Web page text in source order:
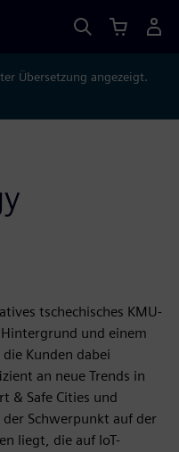
Übersetzung angezeigt.
tschechisches KMU-
und einem
Kunden dabei
an neue Trends in
& Safe Cities und
Schwerpunkt auf der
liegt, die auf IoT-